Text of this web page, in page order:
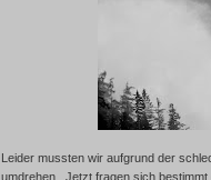
Leider mussten wir aufgrund der
umdrehen. Jetzt fragen sich bestimmt